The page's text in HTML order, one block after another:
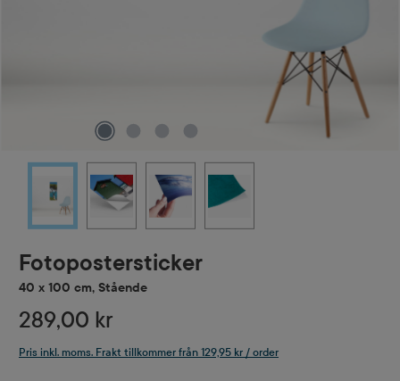
Fotopostersticker
40 x 100 cm, Stående
289,00 kr
Pris inkl. moms. Frakt tillkommer från 129,95 kr / order